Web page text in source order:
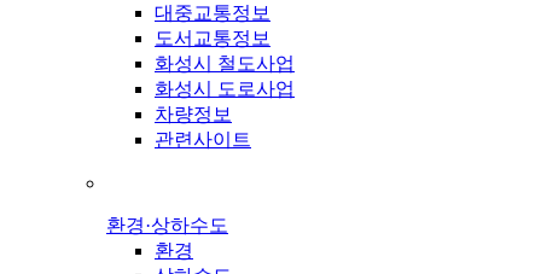
대중교통정보
도서교통정보
화성시 철도사업
화성시 도로사업
차량정보
관련사이트
환경·상하수도
환경